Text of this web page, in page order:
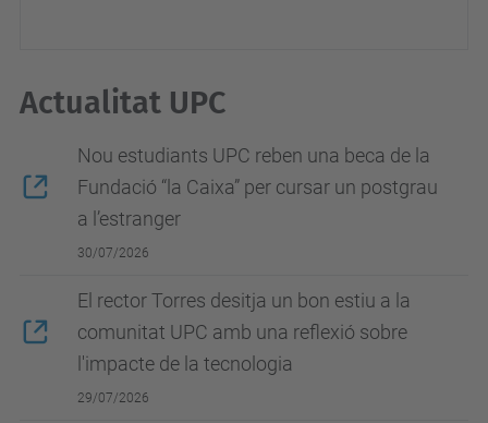
Actualitat UPC
Nou estudiants UPC reben una beca de la
Fundació “la Caixa” per cursar un postgrau
a l’estranger
30/07/2026
El rector Torres desitja un bon estiu a la
comunitat UPC amb una reflexió sobre
l'impacte de la tecnologia
29/07/2026